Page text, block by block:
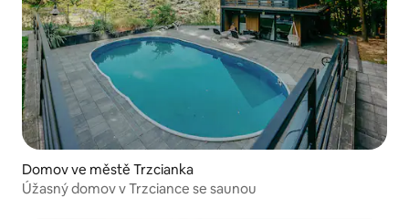
Domov ve městě Trzcianka
Úžasný domov v Trzciance se saunou